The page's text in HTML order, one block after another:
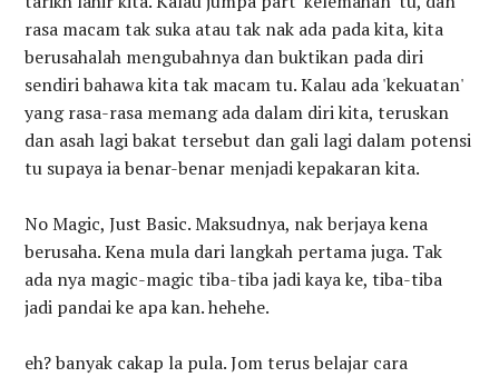
rasa macam tak suka atau tak nak ada pada kita, kita
berusahalah mengubahnya dan buktikan pada diri
sendiri bahawa kita tak macam tu. Kalau ada 'kekuatan'
yang rasa-rasa memang ada dalam diri kita, teruskan
dan asah lagi bakat tersebut dan gali lagi dalam potensi
tu supaya ia benar-benar menjadi kepakaran kita.
No Magic, Just Basic. Maksudnya, nak berjaya kena
berusaha. Kena mula dari langkah pertama juga. Tak
ada nya magic-magic tiba-tiba jadi kaya ke, tiba-tiba
jadi pandai ke apa kan. hehehe.
eh? banyak cakap la pula. Jom terus belajar cara